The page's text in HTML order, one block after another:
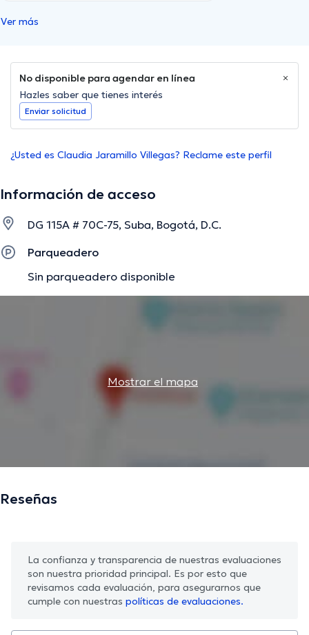
Ver más
No disponible para agendar en línea
Hazles saber que tienes interés
Enviar solicitud
¿Usted es Claudia Jaramillo Villegas? Reclame este perfil
Información de acceso
DG 115A # 70C-75, Suba, Bogotá, D.C.
Parqueadero
Sin parqueadero disponible
Mostrar el mapa
Reseñas
La confianza y transparencia de nuestras evaluaciones
son nuestra prioridad principal. Es por esto que
revisamos cada evaluación, para asegurarnos que
cumple con nuestras políticas de evaluaciones.